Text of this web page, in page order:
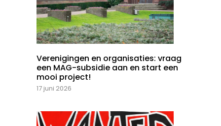
Verenigingen en organisaties: vraag
een MAG-subsidie aan en start een
mooi project!
17 juni 2026